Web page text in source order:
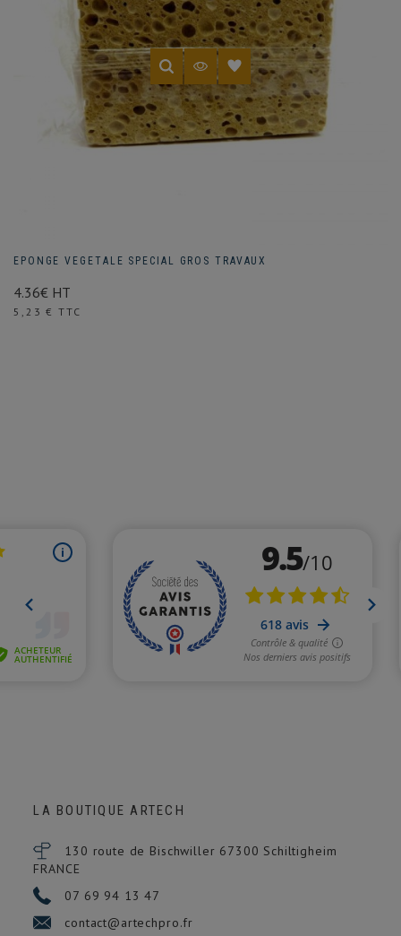
EPONGE VEGETALE SPECIAL GROS TRAVAUX
4.36€ HT
Prix
5,23 € TTC
LA BOUTIQUE ARTECH
130 route de Bischwiller 67300 Schiltigheim
FRANCE
07 69 94 13 47
contact@artechpro.fr